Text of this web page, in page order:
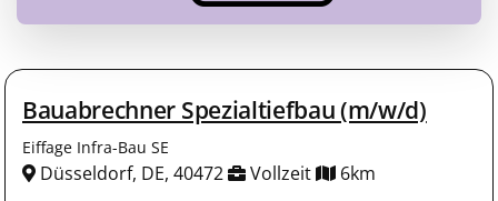
Bauabrechner Spezialtiefbau (m/w/d)
Eiffage Infra-Bau SE
Düsseldorf, DE, 40472 Vollzeit 6km